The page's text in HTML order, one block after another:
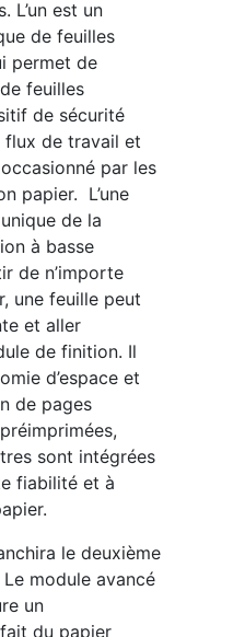
L’un est un
de feuilles
permet de
feuilles
de sécurité
flux de travail et
par les
papier. L’une
de la
à basse
de n’importe
une feuille peut
et aller
de finition. Il
d’espace et
de pages
sont intégrées
fiabilité et à
le deuxième
module avancé
un
du papier